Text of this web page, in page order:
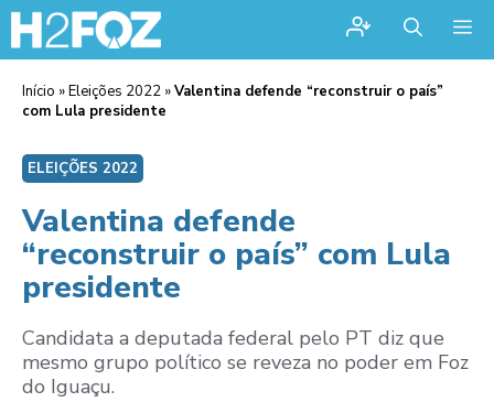
Início »Eleições 2022 »Valentina defende “reconstruir o país”
com Lula presidente
ELEIÇÕES 2022
Valentina defende
“reconstruir o país” com Lula
presidente
Candidata a deputada federal pelo PT diz que
mesmo grupo político se reveza no poder em Foz
do Iguaçu.